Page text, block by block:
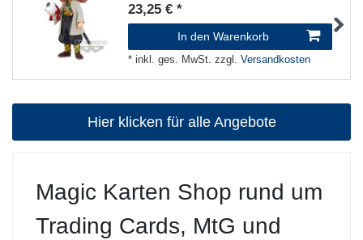
23,25 € *
In den Warenkorb
*inkl. ges. MwSt. zzgl.Versandkosten
Hier klicken für alle Angebote
Magic Karten Shop rund um
Trading Cards, MtG und